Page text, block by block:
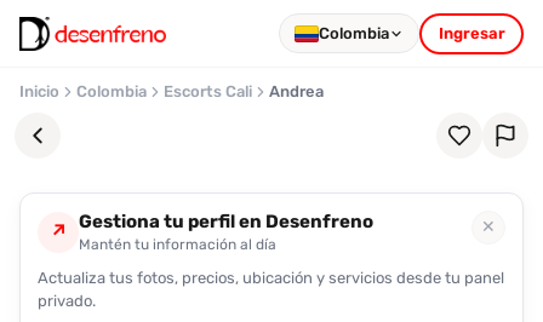
Colombia Ingresar
Inicio Colombia Escorts Cali Andrea
Favoritos
↗ Gestiona tu perfil en Desenfreno
Mantén tu información al día
✕
Actualiza tus fotos, precios, ubicación y servicios desde tu panel
privado.